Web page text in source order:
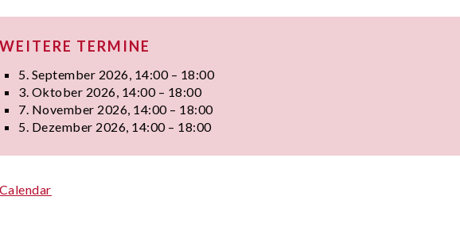
WEITERE TERMINE
5. September 2026, 14:00 – 18:00
3. Oktober 2026, 14:00 – 18:00
7. November 2026, 14:00 – 18:00
5. Dezember 2026, 14:00 – 18:00